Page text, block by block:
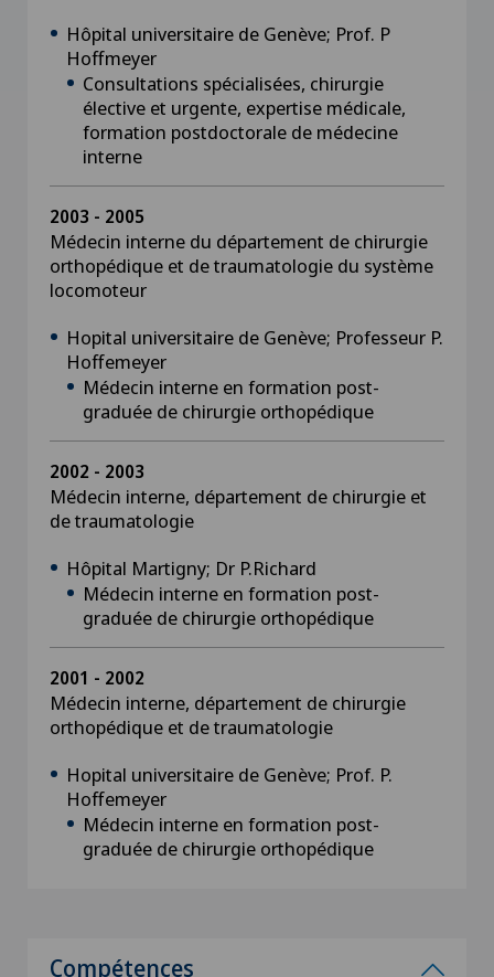
Hôpital universitaire de Genève; Prof. P
Hoffmeyer
Consultations spécialisées, chirurgie
élective et urgente, expertise médicale,
formation postdoctorale de médecine
interne
2003 - 2005
Médecin interne du département de chirurgie
orthopédique et de traumatologie du système
locomoteur
Hopital universitaire de Genève; Professeur P.
Hoffemeyer
Médecin interne en formation post-
graduée de chirurgie orthopédique
2002 - 2003
Médecin interne, département de chirurgie et
de traumatologie
Hôpital Martigny; Dr P.Richard
Médecin interne en formation post-
graduée de chirurgie orthopédique
2001 - 2002
Médecin interne, département de chirurgie
orthopédique et de traumatologie
Hopital universitaire de Genève; Prof. P.
Hoffemeyer
Médecin interne en formation post-
graduée de chirurgie orthopédique
Compétences